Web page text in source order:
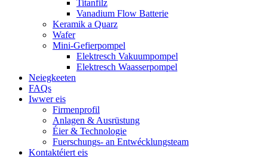
Titanfilz
Vanadium Flow Batterie
Keramik a Quarz
Wafer
Mini-Gefierpompel
Elektresch Vakuumpompel
Elektresch Waasserpompel
Neiegkeeten
FAQs
Iwwer eis
Firmenprofil
Anlagen & Ausrüstung
Éier & Technologie
Fuerschungs- an Entwécklungsteam
Kontaktéiert eis